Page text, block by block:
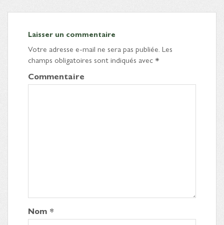
Laisser un commentaire
Votre adresse e-mail ne sera pas publiée. Les
champs obligatoires sont indiqués avec*
Commentaire
Nom *